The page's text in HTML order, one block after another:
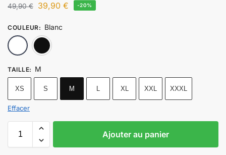
49,90€ 39,90 € -20%
COULEUR: Blanc
TAILLE: M
XS S M L XL XXL XXXL
Effacer
Ajouter au panier